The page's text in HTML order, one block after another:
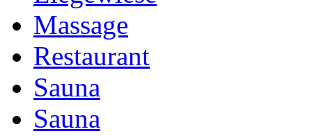
Massage
Restaurant
Sauna
Sauna